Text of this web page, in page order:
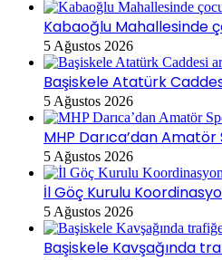
Kabaoğlu Mahallesinde
5 Ağustos 2026
Başiskele Atatürk
5 Ağustos 2026
MHP Darıca’dan
5 Ağustos 2026
İl Göç Kurulu
5 Ağustos 2026
Başiskele Kavşağında